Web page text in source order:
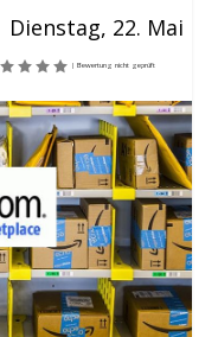
Dienstag, 22. Mai